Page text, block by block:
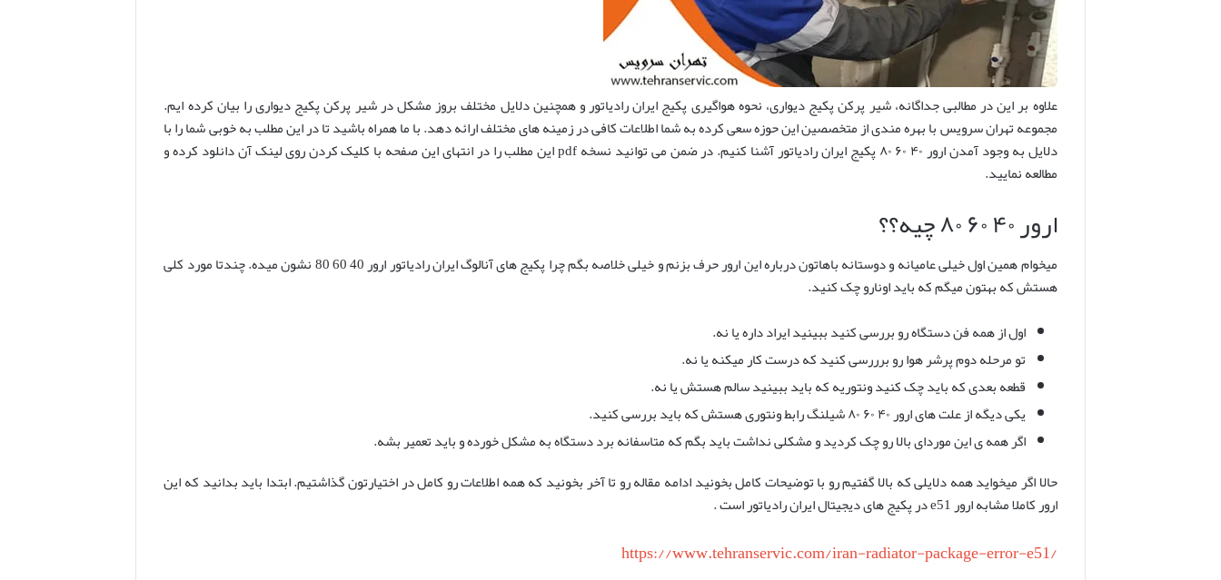
علاوه بر این در مطالبی جداگانه، شیر پرکن پکیج دیواری، نحوه هواگیری پکیج ایران رادیاتور و همچنین دلایل مختلف بروز مشکل در شیر پرکن پکیج دیواری را بیان کرده ایم.
مجموعه تهران سرویس با بهره مندی از متخصصین این حوزه سعی کرده به شما اطلاعات کافی در زمینه های مختلف ارائه دهد. با ما همراه باشید تا در این مطلب به خوبی شما را با
دلایل به وجود آمدن ارور ۴۰ ۶۰ ۸۰ پکیج ایران رادیاتور آشنا کنیم. در ضمن می توانید نسخه pdf این مطلب را در انتهای این صفحه با کلیک کردن روی لینک آن دانلود کرده و
مطالعه نمایید.
ارور ۴۰ ۶۰ ۸۰ چیه؟؟
میخوام همین اول خیلی عامیانه و دوستانه باهاتون درباره این ارور حرف بزنم و خیلی خلاصه بگم چرا پکیج های آنالوگ ایران رادیاتور ارور 40 60 80 نشون میده. چندتا مورد کلی
هستش که بهتون میگم که باید اونارو چک کنید.
اول از همه فن دستگاه رو بررسی کنید ببینید ایراد داره یا نه.
تو مرحله دوم پرشر هوا رو برررسی کنید که درست کار میکنه یا نه.
قطعه بعدی که باید چک کنید ونتوریه که باید ببینید سالم هستش یا نه.
یکی دیگه از علت های ارور ۴۰ ۶۰ ۸۰ شیلنگ رابط ونتوری هستش که باید بررسی کنید.
اگر همه ی این موردای بالا رو چک کردید و مشکلی نداشت باید بگم که متاسفانه برد دستگاه به مشکل خورده و باید تعمیر بشه.
حالا اگر میخواید همه دلایلی که بالا گفتیم رو با توضیحات کامل بخونید ادامه مقاله رو تا آخر بخونید که همه اطلاعات رو کامل در اختیارتون گذاشتیم. ابتدا باید بدانید که این
ارور کاملا مشابه ارور e51 در پکیج های دیجیتال ایران رادیاتور است .
https://www.tehranservic.com/iran-radiator-package-error-e51/